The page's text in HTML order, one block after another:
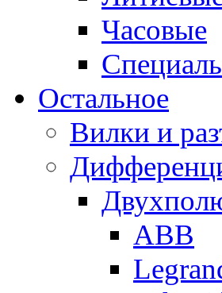
Часовые
Остальное
Вилки и
ABB